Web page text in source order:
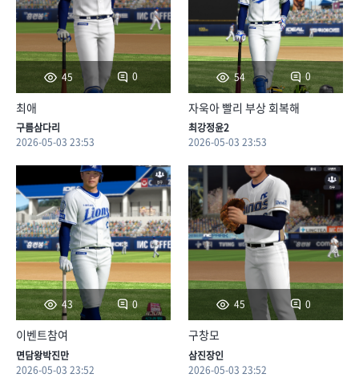
45 0
최애
구름삼다리
2026-05-03 23:53
54 0
자욱아 빨리 부상 회복해
최강정윤2
2026-05-03 23:53
43 0
이벤트참여
면담왕박진만
2026-05-03 23:52
45 0
구창모
삼진장인
2026-05-03 23:52